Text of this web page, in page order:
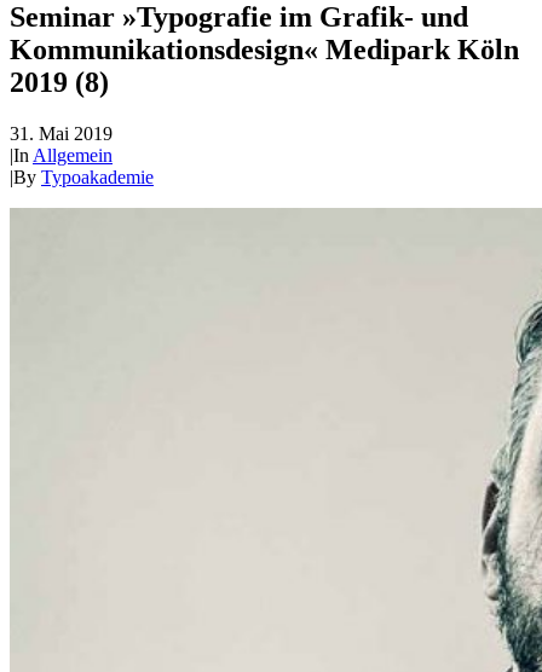
Seminar »Typografie im Grafik- und
Kommunikationsdesign« Medipark Köln
2019 (8)
31. Mai 2019
|In Allgemein
|By Typoakademie